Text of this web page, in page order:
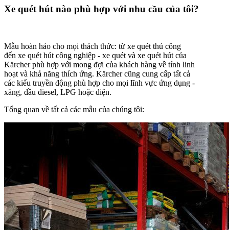
Xe quét hút nào phù hợp với nhu cầu của tôi?
Mẫu hoàn hảo cho mọi thách thức: từ xe quét thủ công
đến xe quét hút công nghiệp - xe quét và xe quét hút của
Kärcher phù hợp với mong đợi của khách hàng về tính linh
hoạt và khả năng thích ứng. Kärcher cũng cung cấp tất cả
các kiểu truyền động phù hợp cho mọi lĩnh vực ứng dụng -
xăng, dầu diesel, LPG hoặc điện.
Tổng quan về tất cả các mẫu của chúng tôi: